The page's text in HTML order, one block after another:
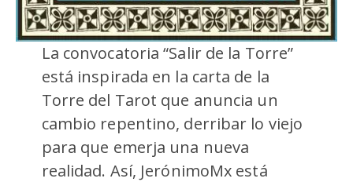
La convocatoria “Salir de la Torre”
está inspirada en la carta de la
Torre del Tarot que anuncia un
cambio repentino, derribar lo viejo
para que emerja una nueva
realidad. Así, JerónimoMx está